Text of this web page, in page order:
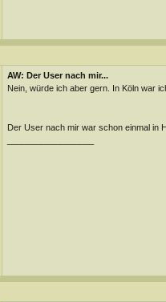
AW: Der User nach mir...
Nein, würde ich aber gern. In Köln war
Der User nach mir war schon einmal in